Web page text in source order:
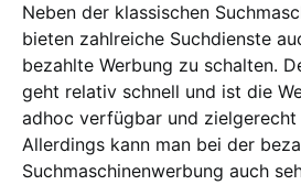
Neben der klassischen
bieten zahlreiche Suchdienste
bezahlte Werbung zu schalten.
geht relativ schnell und ist die
adhoc verfügbar und zielgerecht
Allerdings kann man bei der
Suchmaschinenwerbung auch